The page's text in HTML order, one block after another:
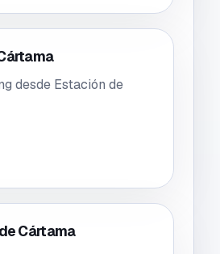
desde Estación de
Cártama